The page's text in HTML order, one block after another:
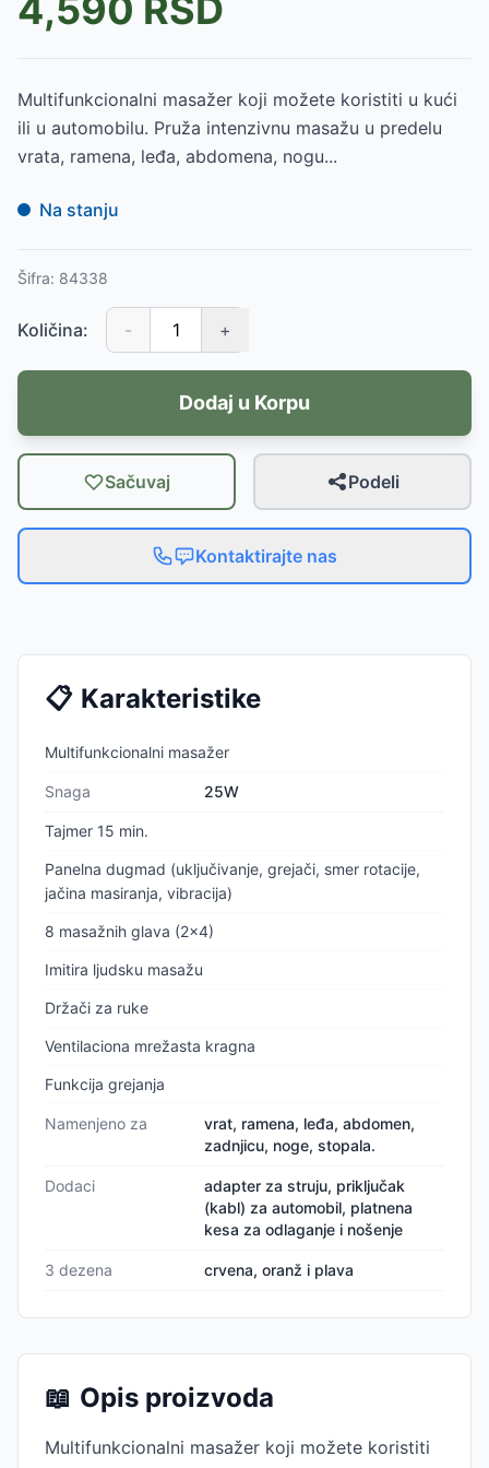
4,590 RSD
Multifunkcionalni masažer koji možete koristiti u kući
ili u automobilu. Pruža intenzivnu masažu u predelu
vrata, ramena, leđa, abdomena, nogu...
Na stanju
Šifra: 84338
Količina: - +
Dodaj u Korpu
Sačuvaj Podeli
Kontaktirajte nas
📋 Karakteristike
Multifunkcionalni masažer
Snaga 25W
Tajmer 15 min.
Panelna dugmad (uključivanje, grejači, smer rotacije,
jačina masiranja, vibracija)
8 masažnih glava (2×4)
Imitira ljudsku masažu
Držači za ruke
Ventilaciona mrežasta kragna
Funkcija grejanja
Namenjeno za
vrat, ramena, leđa, abdomen,
zadnjicu, noge, stopala.
Dodaci
adapter za struju, priključak
(kabl) za automobil, platnena
kesa za odlaganje i nošenje
3 dezena crvena, oranž i plava
📖 Opis proizvoda
Multifunkcionalni masažer koji možete koristiti